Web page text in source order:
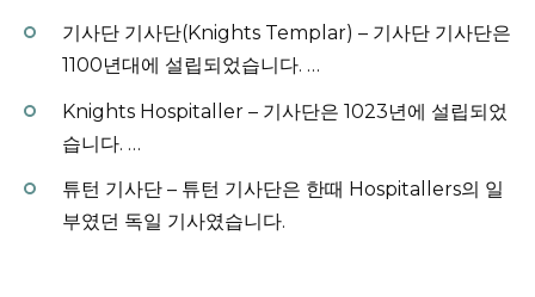
기사단 기사단(Knights Templar) – 기사단 기사단은
1100년대에 설립되었습니다. …
Knights Hospitaller – 기사단은 1023년에 설립되었
습니다. …
튜턴 기사단 – 튜턴 기사단은 한때 Hospitallers의 일
부였던 독일 기사였습니다.